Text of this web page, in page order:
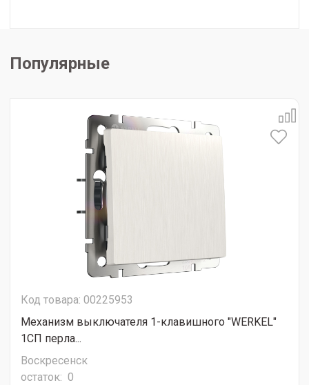
Популярные
Код товара: 00225953
Механизм выключателя 1-клавишного "WERKEL"
1СП перла...
Воскресенск
остаток: 0